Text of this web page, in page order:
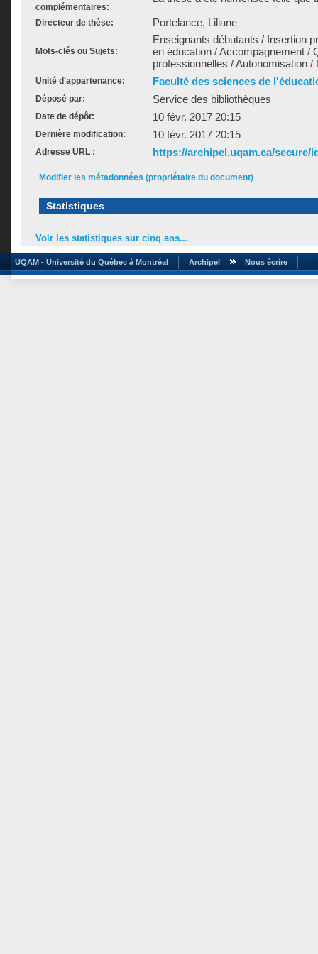
complémentaires:
Directeur de thèse: Portelance, Liliane
Mots-clés ou Sujets:
Enseignants débutants / Insertion
en éducation / Accompagnement /
professionnelles / Autonomisation /
Unité d'appartenance: Faculté des sciences de
Déposé par: Service des bibliothèques
Date de dépôt: 10 févr. 2017 20:15
Dernière modification: 10 févr. 2017 20:15
Adresse URL : https://archipel.uqam.ca/secure/
Modifier les métadonnées (propriétaire du document)
Statistiques
Voir les statistiques sur cinq ans...
UQAM - Université du Québec à Montréal Archipel Nous écrire